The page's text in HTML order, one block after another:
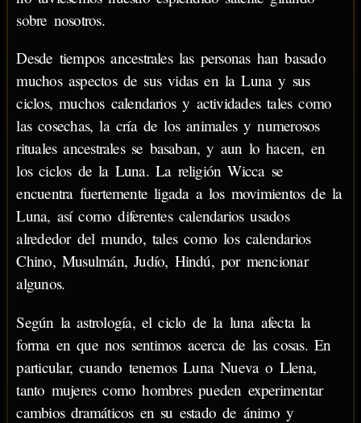
sobre nosotros.
Desde tiempos ancestrales las personas han basado
muchos aspectos de sus vidas en la Luna y sus
ciclos, muchos calendarios y actividades tales como
las cosechas, la cría de los animales y numerosos
rituales ancestrales se basaban, y aun lo hacen, en
los ciclos de la Luna. La religión Wicca se
encuentra fuertemente ligada a los movimientos de la
Luna, así como diferentes calendarios usados
alrededor del mundo, tales como los calendarios
Chino, Musulmán, Judío, Hindú, por mencionar
algunos.
Según la astrología, el ciclo de la luna afecta la
forma en que nos sentimos acerca de las cosas. En
particular, cuando tenemos Luna Nueva o Llena,
tanto mujeres como hombres pueden experimentar
cambios dramáticos en su estado de ánimo y